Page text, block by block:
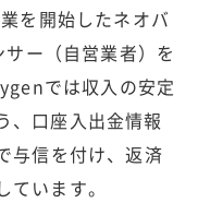
を開始したネオバ
ー（自営業者）を
では収入の安定
、口座入出金情報
与信を付け、返済
います。